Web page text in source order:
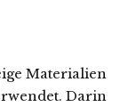
Materialien
Darin